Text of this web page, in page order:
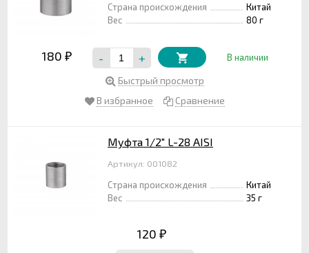
Страна происхождения
Китай
Вес
80 г
180 ₽ - + В наличии
Быстрый просмотр
В избранное
Сравнение
Муфта 1/2" L-28 AISI
Артикул: 001082
Страна происхождения
Китай
Вес
35 г
120 ₽